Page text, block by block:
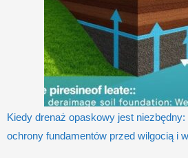
Kiedy drenaż opaskowy jest
ochrony fundamentów przed wilgocią i